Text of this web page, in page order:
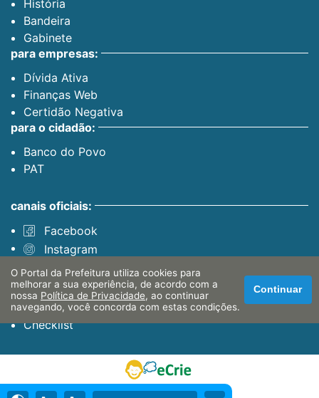
História
Bandeira
Gabinete
para empresas:
Dívida Ativa
Finanças Web
Certidão Negativa
para o cidadão:
Banco do Povo
PAT
canais oficiais:
Facebook
Instagram
Youtube
servidor:
Sistema Interno
Checklist
O Portal da Prefeitura utiliza cookies para
melhorar a sua experiência, de acordo com a
nossa Política de Privacidade, ao continuar
navegando, você concorda com estas condições.
Continuar